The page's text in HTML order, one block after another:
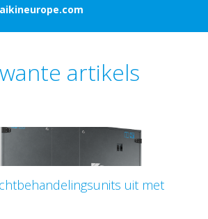
artikels
uit met